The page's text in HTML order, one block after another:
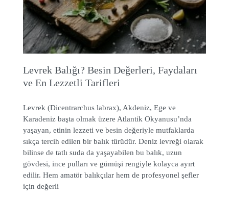
Levrek Balığı? Besin Değerleri, Faydaları
ve En Lezzetli Tarifleri
Levrek (Dicentrarchus labrax), Akdeniz, Ege ve
Karadeniz başta olmak üzere Atlantik Okyanusu’nda
yaşayan, etinin lezzeti ve besin değeriyle mutfaklarda
sıkça tercih edilen bir balık türüdür. Deniz levreği olarak
bilinse de tatlı suda da yaşayabilen bu balık, uzun
gövdesi, ince pulları ve gümüşi rengiyle kolayca ayırt
edilir. Hem amatör balıkçılar hem de profesyonel şefler
için değerli